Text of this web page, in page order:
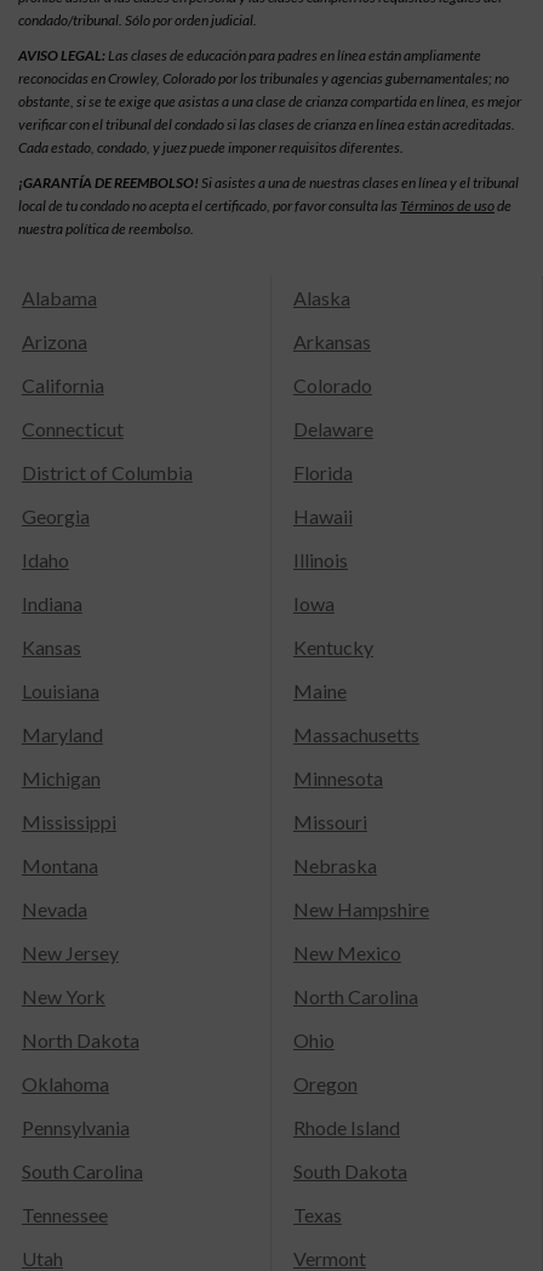
condado/tribunal. Sólo por orden judicial.
AVISO LEGAL:Las clases de educación para padres en línea están ampliamente
reconocidas en Crowley, Colorado por los tribunales y agencias gubernamentales; no
obstante, si se te exige que asistas a una clase de crianza compartida en línea, es mejor
verificar con el tribunal del condado si las clases de crianza en línea están acreditadas.
Cada estado, condado, y juez puede imponer requisitos diferentes.
¡GARANTÍA DE REEMBOLSO! Si asistes a una de nuestras clases en línea y el tribunal
local de tu condado no acepta el certificado, por favor consulta las Términos de usode
nuestra política de reembolso.
Alabama
Alaska
Arizona
Arkansas
California
Colorado
Connecticut
Delaware
District of Columbia
Florida
Georgia
Hawaii
Idaho
Illinois
Indiana
Iowa
Kansas
Kentucky
Louisiana
Maine
Maryland
Massachusetts
Michigan
Minnesota
Mississippi
Missouri
Montana
Nebraska
Nevada
New Hampshire
New Jersey
New Mexico
New York
North Carolina
North Dakota
Ohio
Oklahoma
Oregon
Pennsylvania
Rhode Island
South Carolina
South Dakota
Tennessee
Texas
Utah
Vermont